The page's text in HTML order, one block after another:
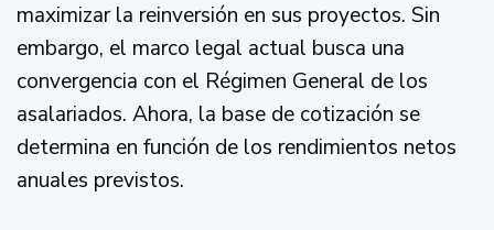
maximizar la reinversión en sus proyectos. Sin
embargo, el marco legal actual busca una
convergencia con el Régimen General de los
asalariados. Ahora, la base de cotización se
determina en función de los rendimientos netos
anuales previstos.